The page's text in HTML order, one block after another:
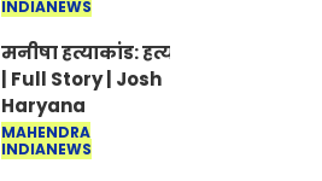
Jantar-Mantar |
CJP protest
INDIANEWS
मनीषा हत्याकांड: हत्या, आत्महत्या या
| Full Story | Josh
Haryana
MAHENDRA
INDIANEWS